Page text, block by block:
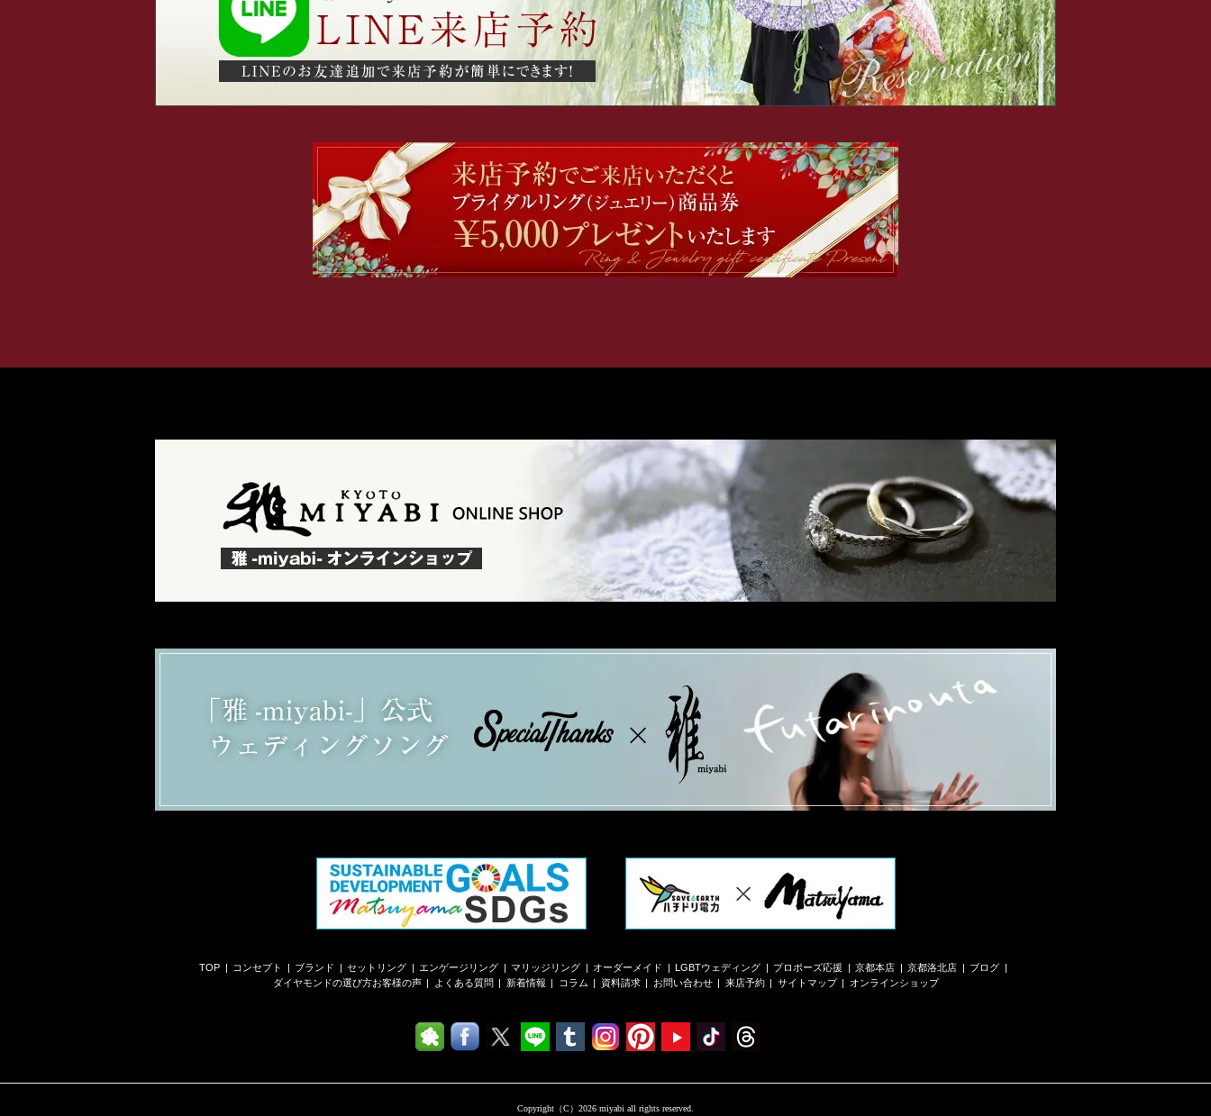
TOP コンセプト ブランド セットリング エンゲージリング マリッジリング オーダーメイド LGBTウェディング プロポーズ応援 京都本店 京都洛北店
ブログ
ダイヤモンドの選び方お客様の声 よくある質問 新着情報 コラム 資料請求 お問い合わせ 来店予約 サイトマップ オンラインショップ
Copyright（C）2026 miyabi all rights reserved.